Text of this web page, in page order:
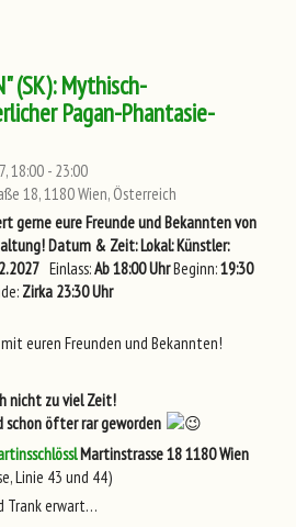
(SK): Mythisch-
Pagan-Phantasie-
18:00 - 23:00
18, 1180 Wien, Österreich
gerne eure Freunde und Bekannten von
Datum & Zeit:Lokal:Künstler:
Einlass:Ab 18:00 UhrBeginn:19:30
Zirka 23:30 Uhr
euren Freunden und Bekannten!
nicht zu viel Zeit!
schon öfter rar geworden
Martinstrasse 181180 Wien
Linie 43 und 44)
Trank erwart…